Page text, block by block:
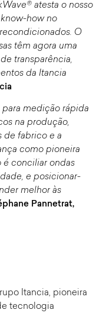
atesta o nosso
how no
O
têm agora uma
transparência,
da Itancia
medição rápida
na produção,
de fabrico e a
como pioneira
é conciliar ondas
e posicionar-
melhor às
Pannetrat,
Itancia, pioneira
tecnologia